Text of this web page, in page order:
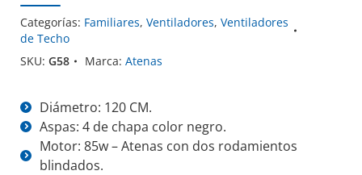
Categorías: Familiares, Ventiladores, Ventiladores
de Techo
SKU: G58 Marca: Atenas
Diámetro: 120 CM.
Aspas: 4 de chapa color negro.
Motor: 85w – Atenas con dos rodamientos
blindados.